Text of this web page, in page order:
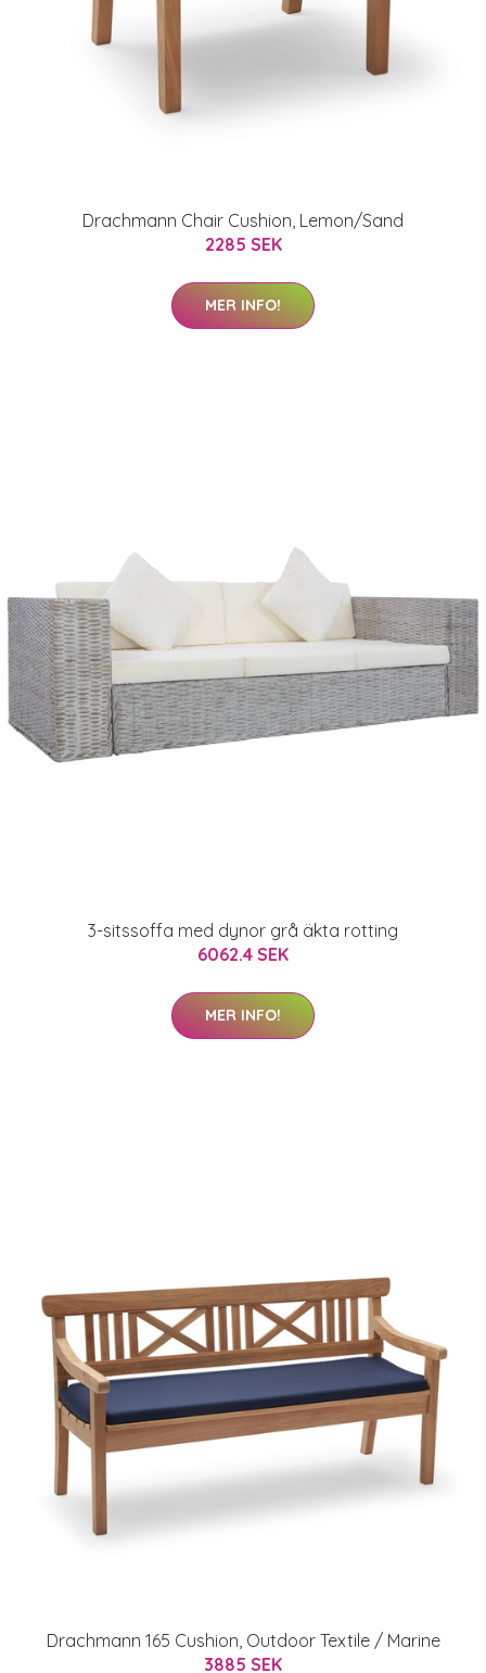
Drachmann Chair Cushion, Lemon/Sand
2285 SEK
MER INFO!
3-sitssoffa med dynor grå äkta rotting
6062.4 SEK
MER INFO!
Drachmann 165 Cushion, Outdoor Textile / Marine
3885 SEK